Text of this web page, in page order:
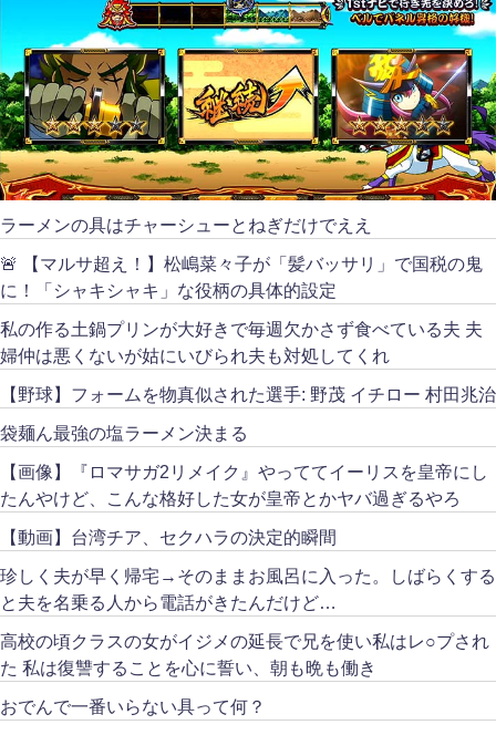
ラーメンの具はチャーシューとねぎだけでええ
🚨 【マルサ超え！】松嶋菜々子が「髪バッサリ」で国税の鬼
に！「シャキシャキ」な役柄の具体的設定
私の作る土鍋プリンが大好きで毎週欠かさず食べている夫 夫
婦仲は悪くないが姑にいびられ夫も対処してくれ
【野球】フォームを物真似された選手: 野茂 イチロー 村田兆治
袋麺ん最強の塩ラーメン決まる
【画像】『ロマサガ2リメイク』やっててイーリスを皇帝にし
たんやけど、こんな格好した女が皇帝とかヤバ過ぎるやろ
【動画】台湾チア、セクハラの決定的瞬間
珍しく夫が早く帰宅→そのままお風呂に入った。しばらくする
と夫を名乗る人から電話がきたんだけど…
高校の頃クラスの女がイジメの延長で兄を使い私はレ○プされ
た 私は復讐することを心に誓い、朝も晩も働き
おでんで一番いらない具って何？